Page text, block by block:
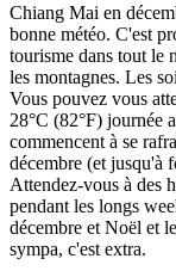
Chiang Mai en
bonne météo. C'est
tourisme dans tout le
les montagnes. Les
Vous pouvez vous
28°C (82°F) journée
commencent à se
décembre (et jusqu'à
Attendez-vous à des
pendant les longs
décembre et Noël et
sympa, c'est extra.